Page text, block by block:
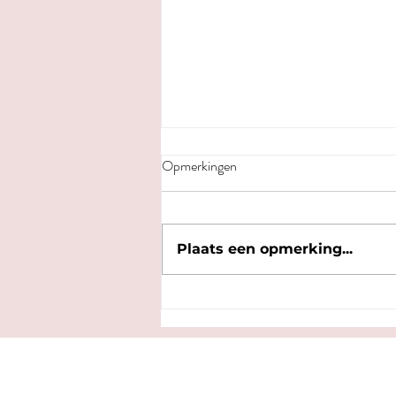
nieuwe ogen
Opmerkingen
Plaats een opmerking...